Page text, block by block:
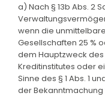
a) Nach § 13b Abs. 2
wenn die
Gesellschaften 25 %
dem Hauptzweck
Kreditinstitutes oder
Sinne des § 1 Abs. 1
der Bekanntmachung